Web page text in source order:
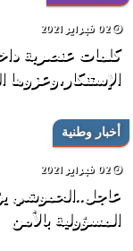
02 فبراير 2021
كلمات عنصرية
أخبار وطنية
02 فبراير 2021
عاجل..الحموشي
المسؤولية بالأمن